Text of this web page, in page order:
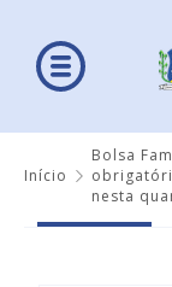
Início
Bolsa
nesta